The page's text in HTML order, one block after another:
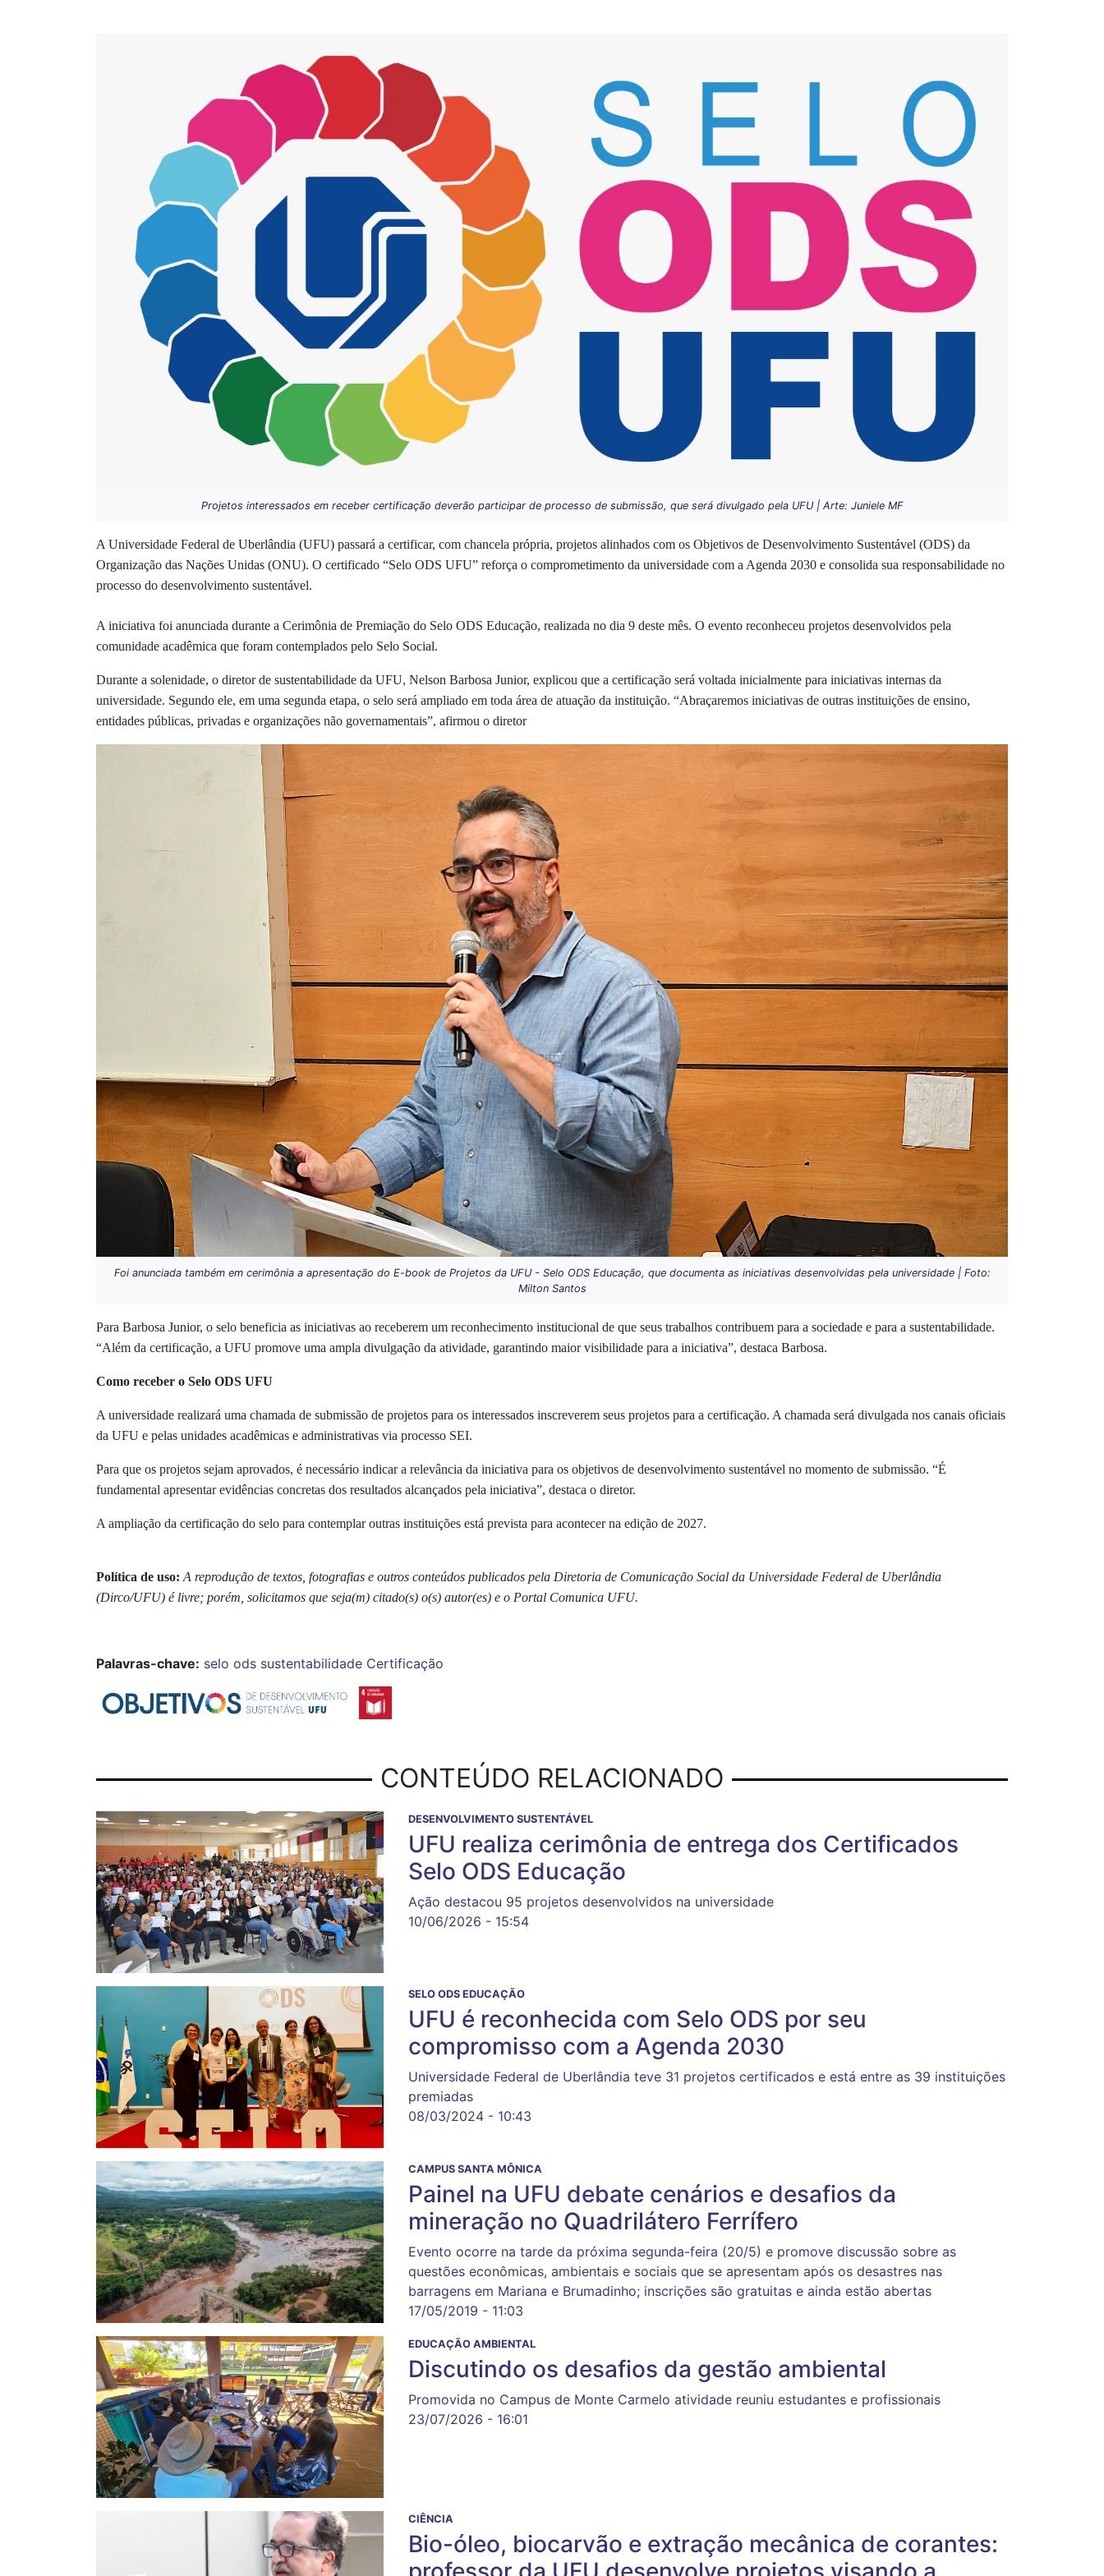
Projetos interessados em receber certificação deverão participar de processo de submissão, que será divulgado pela UFU | Arte: Juniele MF
A Universidade Federal de Uberlândia (UFU) passará a certificar, com chancela própria, projetos alinhados com os Objetivos de Desenvolvimento Sustentável (ODS) da
Organização das Nações Unidas (ONU). O certificado “Selo ODS UFU” reforça o comprometimento da universidade com a Agenda 2030 e consolida sua responsabilidade no
processo do desenvolvimento sustentável.
A iniciativa foi anunciada durante a Cerimônia de Premiação do Selo ODS Educação, realizada no dia 9 deste mês. O evento reconheceu projetos desenvolvidos pela
comunidade acadêmica que foram contemplados pelo Selo Social.
Durante a solenidade, o diretor de sustentabilidade da UFU, Nelson Barbosa Junior, explicou que a certificação será voltada inicialmente para iniciativas internas da
universidade. Segundo ele, em uma segunda etapa, o selo será ampliado em toda área de atuação da instituição. “Abraçaremos iniciativas de outras instituições de ensino,
entidades públicas, privadas e organizações não governamentais”, afirmou o diretor
Foi anunciada também em cerimônia a apresentação do E-book de Projetos da UFU - Selo ODS Educação, que documenta as iniciativas desenvolvidas pela universidade | Foto:
Milton Santos
Para Barbosa Junior, o selo beneficia as iniciativas ao receberem um reconhecimento institucional de que seus trabalhos contribuem para a sociedade e para a sustentabilidade.
“Além da certificação, a UFU promove uma ampla divulgação da atividade, garantindo maior visibilidade para a iniciativa”, destaca Barbosa.
Como receber o Selo ODS UFU
A universidade realizará uma chamada de submissão de projetos para os interessados inscreverem seus projetos para a certificação. A chamada será divulgada nos canais oficiais
da UFU e pelas unidades acadêmicas e administrativas via processo SEI.
Para que os projetos sejam aprovados, é necessário indicar a relevância da iniciativa para os objetivos de desenvolvimento sustentável no momento de submissão. “É
fundamental apresentar evidências concretas dos resultados alcançados pela iniciativa”, destaca o diretor.
A ampliação da certificação do selo para contemplar outras instituições está prevista para acontecer na edição de 2027.
Política de uso: A reprodução de textos, fotografias e outros conteúdos publicados pela Diretoria de Comunicação Social da Universidade Federal de Uberlândia
(Dirco/UFU) é livre; porém, solicitamos que seja(m) citado(s) o(s) autor(es) e o Portal Comunica UFU.
Palavras-chave: selo ods sustentabilidade Certificação
CONTEÚDO RELACIONADO
DESENVOLVIMENTO SUSTENTÁVEL
UFU realiza cerimônia de entrega dos Certificados
Selo ODS Educação
Ação destacou 95 projetos desenvolvidos na universidade
10/06/2026 - 15:54
SELO ODS EDUCAÇÃO
UFU é reconhecida com Selo ODS por seu
compromisso com a Agenda 2030
Universidade Federal de Uberlândia teve 31 projetos certificados e está entre as 39 instituições
premiadas
08/03/2024 - 10:43
CAMPUS SANTA MÔNICA
Painel na UFU debate cenários e desafios da
mineração no Quadrilátero Ferrífero
Evento ocorre na tarde da próxima segunda-feira (20/5) e promove discussão sobre as
questões econômicas, ambientais e sociais que se apresentam após os desastres nas
barragens em Mariana e Brumadinho; inscrições são gratuitas e ainda estão abertas
17/05/2019 - 11:03
EDUCAÇÃO AMBIENTAL
Discutindo os desafios da gestão ambiental
Promovida no Campus de Monte Carmelo atividade reuniu estudantes e profissionais
23/07/2026 - 16:01
CIÊNCIA
Bio-óleo, biocarvão e extração mecânica de corantes: